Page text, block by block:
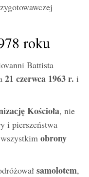
roku
Battista
21 czerwca 1963 r. i
Kościoła, nie
i pierszeństwa
obrony
samolotem,